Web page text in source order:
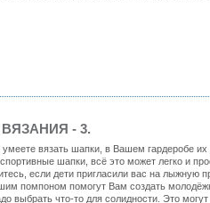
- 3.
вязать шапки, в Вашем гардеробе
шапки, всё это может легко и
если дети пригласили вас на лыжную
помпоном помогут Вам создать
выбрать что-то для солидности. Это